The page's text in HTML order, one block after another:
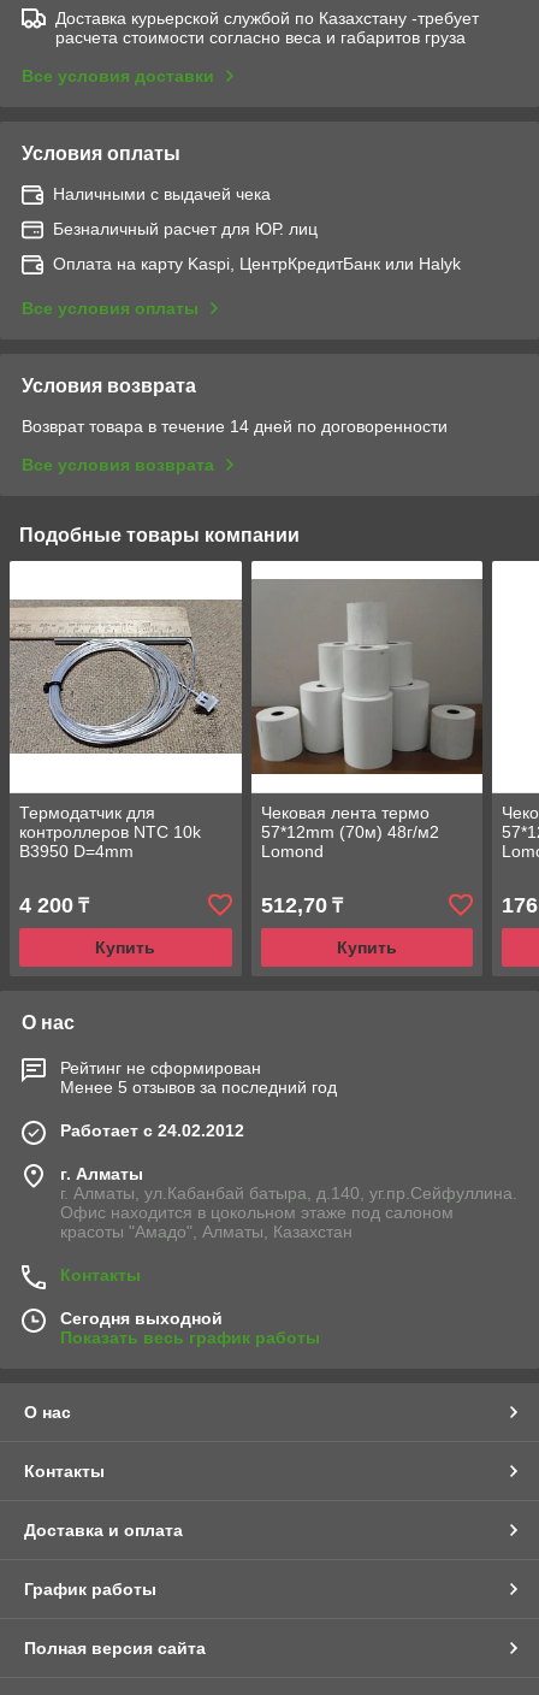
Доставка курьерской службой по Казахстану -требует
расчета стоимости согласно веса и габаритов груза
Все условия доставки
Условия оплаты
Наличными с выдачей чека
Безналичный расчет для ЮР. лиц
Оплата на карту Kaspi, ЦентрКредитБанк или Halyk
Все условия оплаты
Условия возврата
Возврат товара в течение 14 дней по договоренности
Все условия возврата
Подобные товары компании
Термодатчик для
контроллеров NTC 10k
B3950 D=4mm
4 200 ₸
Купить
Чековая лента термо
57*12mm (70м) 48г/м2
Lomond
512,70₸
Купить
О нас
Рейтинг не сформирован
Менее 5 отзывов за последний год
Работает с 24.02.2012
г. Алматы
г. Алматы, ул.Кабанбай батыра, д.140, уг.пр.Сейфуллина.
Офис находится в цокольном этаже под салоном
красоты "Амадо", Алматы, Казахстан
Контакты
Сегодня выходной
Показать весь график работы
О нас
Контакты
Доставка и оплата
График работы
Полная версия сайта